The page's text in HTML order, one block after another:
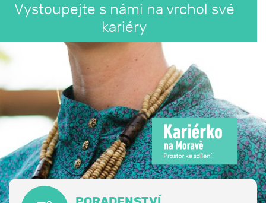
Vystoupejte s námi na vrchol své
kariéry